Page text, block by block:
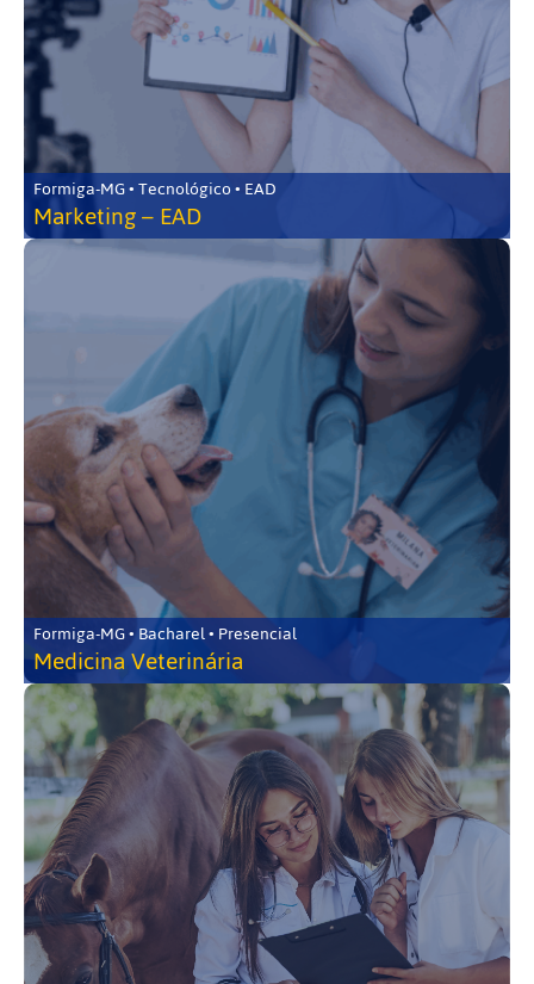
Formiga-MG • Tecnológico • EAD
Marketing – EAD
Formiga-MG • Bacharel • Presencial
Medicina Veterinária